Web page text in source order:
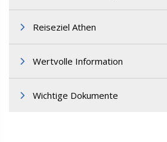
Reiseziel Athen
Wertvolle Information
Wichtige Dokumente